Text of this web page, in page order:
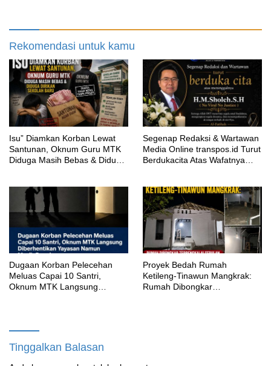
Rekomendasi untuk kamu
‎Isu” Diamkan Korban Lewat
Santunan, Oknum Guru MTK
Diduga Masih Bebas & Diduga
Segenap Redaksi & Wartawan
Media Online transpos.id Turut
Berdukacita Atas Wafatnya
‎Dugaan Korban Pelecehan
Meluas Capai 10 Santri,
Oknum MTK Langsung
Proyek Bedah Rumah
Ketileng-Tinawun Mangkrak:
Rumah Dibongkar
Tinggalkan Balasan